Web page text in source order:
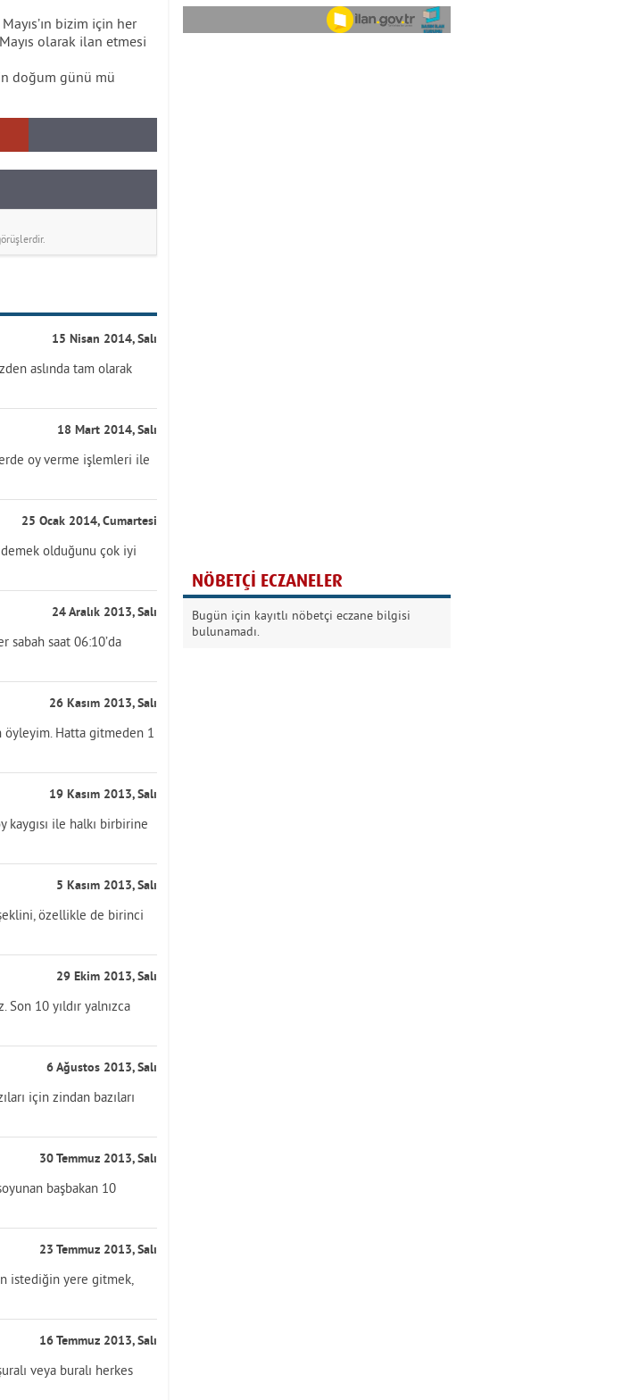
bizim için her
olarak ilan etmesi
doğum günü mü
15 Nisan 2014, Salı
aslında tam olarak
18 Mart 2014, Salı
oy verme işlemleri ile
25 Ocak 2014, Cumartesi
olduğunu çok iyi
24 Aralık 2013, Salı
sabah saat 06:10’da
26 Kasım 2013, Salı
öyleyim. Hatta gitmeden 1
19 Kasım 2013, Salı
kaygısı ile halkı birbirine
5 Kasım 2013, Salı
özellikle de birinci
29 Ekim 2013, Salı
10 yıldır yalnızca
6 Ağustos 2013, Salı
için zindan bazıları
30 Temmuz 2013, Salı
başbakan 10
23 Temmuz 2013, Salı
istediğin yere gitmek,
16 Temmuz 2013, Salı
veya buralı herkes
Sezgin MADRAN
Kurban Bayramında
Dikkat!
NÖBETÇİ ECZANELER
Bugün için kayıtlı nöbetçi eczane bilgisi
bulunamadı.